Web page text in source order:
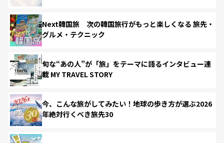
Next韓国旅 次の韓国旅行がもっと楽しくなる 旅先・
グルメ・テクニック
旬な“あの人”が「旅」をテーマに語るインタビュー連
載 MY TRAVEL STORY
今、こんな旅がしてみたい！地球の歩き方が選ぶ2026
年絶対行くべき旅先30